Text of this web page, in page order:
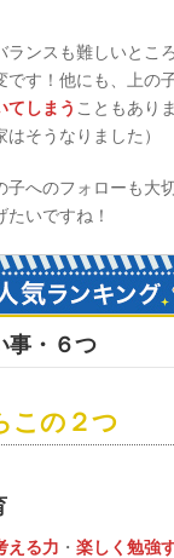
ランスも難しいとこ
です！他にも、上の
てしまう こともあり
そうなりました）
子へのフォローも大
たいですね！
事・６つ
この２つ
える力 ・ 楽しく勉強